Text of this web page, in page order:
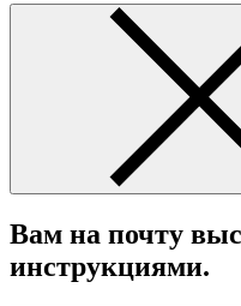
Вам на почту
инструкциями.